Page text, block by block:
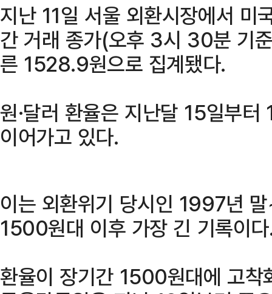
지난 11일 서울 외환시장에서 미
간 거래 종가(오후 3시 30분 기
른 1528.9원으로 집계됐다.
원·달러 환율은 지난달 15일부
이어가고 있다.
이는 외환위기 당시인 1997년
1500원대 이후 가장 긴 기록이
환율이 장기간 1500원대에 고착